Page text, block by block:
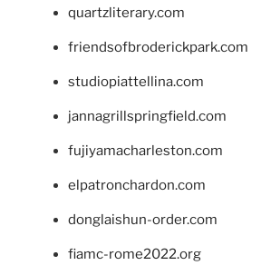
quartzliterary.com
friendsofbroderickpark.com
studiopiattellina.com
jannagrillspringfield.com
fujiyamacharleston.com
elpatronchardon.com
donglaishun-order.com
fiamc-rome2022.org